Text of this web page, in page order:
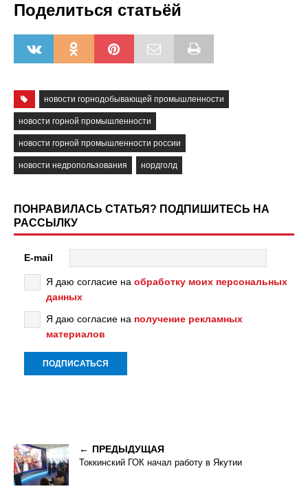
Поделиться статьёй
новости горнодобывающей промышленности
новости горной промышленности
новости горной промышленности россии
новости недропользования нордголд
ПОНРАВИЛАСЬ СТАТЬЯ? ПОДПИШИТЕСЬ НА
РАССЫЛКУ
E-mail
Я даю согласие на обработку моих персональных
данных
Я даю согласие на получение рекламных
материалов
ПРЕДЫДУЩАЯ
Токкинский ГОК начал работу в Якутии